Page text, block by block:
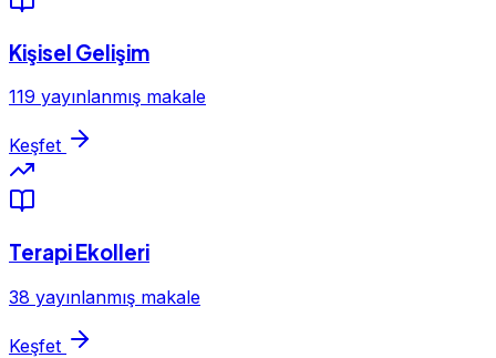
Kişisel Gelişim
119 yayınlanmış makale
Keşfet
Terapi Ekolleri
38 yayınlanmış makale
Keşfet